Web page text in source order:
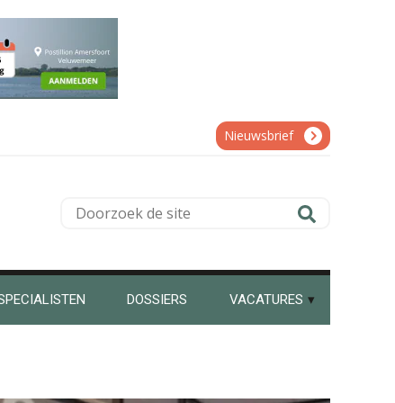
Nieuwsbrief
Doorzoek
DOSSIERS VACATURES